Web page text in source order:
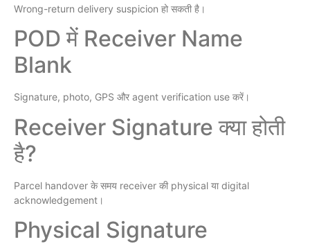
Wrong-return delivery suspicion हो सकती है।
POD में Receiver Name
Blank
Signature, photo, GPS और agent verification use करें।
Receiver Signature क्या होती
है?
Parcel handover के समय receiver की physical या digital
acknowledgement।
Physical Signature